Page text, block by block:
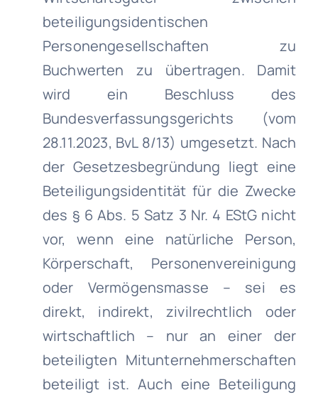
beteiligungsidentischen
Personengesellschaften zu
Buchwerten zu übertragen. Damit
wird ein Beschluss des
Bundesverfassungsgerichts (vom
28.11.2023, BvL 8/13) umgesetzt. Nach
der Gesetzesbegründung liegt eine
Beteiligungsidentität für die Zwecke
des § 6 Abs. 5 Satz 3 Nr. 4 EStG nicht
vor, wenn eine natürliche Person,
Körperschaft, Personenvereinigung
oder Vermögensmasse – sei es
direkt, indirekt, zivilrechtlich oder
wirtschaftlich – nur an einer der
beteiligten Mitunternehmerschaften
beteiligt ist. Auch eine Beteiligung